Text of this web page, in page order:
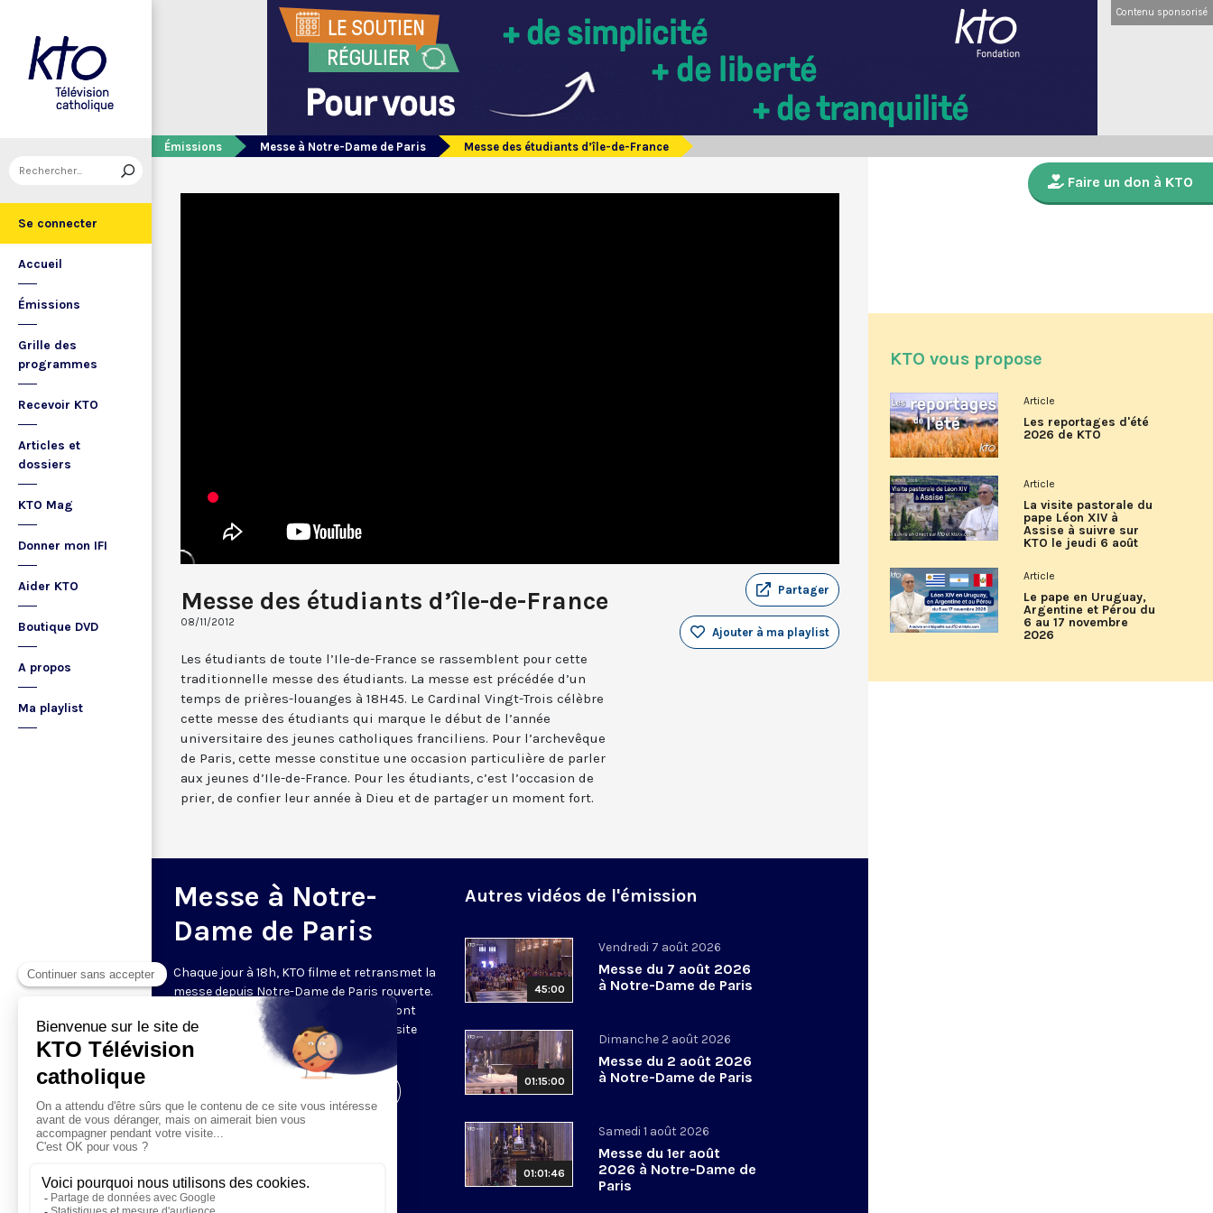
Se connecter
Accueil
Émissions
Grille des
programmes
Recevoir KTO
Articles et
dossiers
KTO Mag
Donner mon IFI
Aider KTO
Boutique DVD
A propos
Ma playlist
Contenu sponsorisé
Émissions Messe à Notre-Dame de Paris Messe des étudiants d’île-de-France
Messe des étudiants d’île-de-France
08/11/2012
Partager
Ajouter à ma playlist
Les étudiants de toute l’Ile-de-France se rassemblent pour cette
traditionnelle messe des étudiants. La messe est précédée d’un
temps de prières-louanges à 18H45. Le Cardinal Vingt-Trois célèbre
cette messe des étudiants qui marque le début de l’année
universitaire des jeunes catholiques franciliens. Pour l’archevêque
de Paris, cette messe constitue une occasion particulière de parler
aux jeunes d’Ile-de-France. Pour les étudiants, c’est l’occasion de
prier, de confier leur année à Dieu et de partager un moment fort.
Messe à Notre-
Dame de Paris
Chaque jour à 18h, KTO filme et retransmet la
messe depuis Notre-Dame de Paris rouverte.
Les textes des Vêpres et de la messe sont
presque toujours ceux qu’indiquent le site
www.aelf.org
Autres vidéos de l'émission
45:00
Vendredi 7 août 2026
Messe du 7 août 2026
à Notre-Dame de Paris
01:15:00
Dimanche 2 août 2026
Messe du 2 août 2026
à Notre-Dame de Paris
01:01:46
Samedi 1 août 2026
Messe du 1er août
2026 à Notre-Dame de
Paris
Faire un don à KTO
KTO vous propose
Article
Les reportages d'été
2026 de KTO
Article
La visite pastorale du
pape Léon XIV à
Assise à suivre sur
KTO le jeudi 6 août
Article
Le pape en Uruguay,
Argentine et Pérou du
6 au 17 novembre
2026